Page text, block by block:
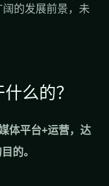
的发展前景，未
么的？
体平台+运营，达
的。